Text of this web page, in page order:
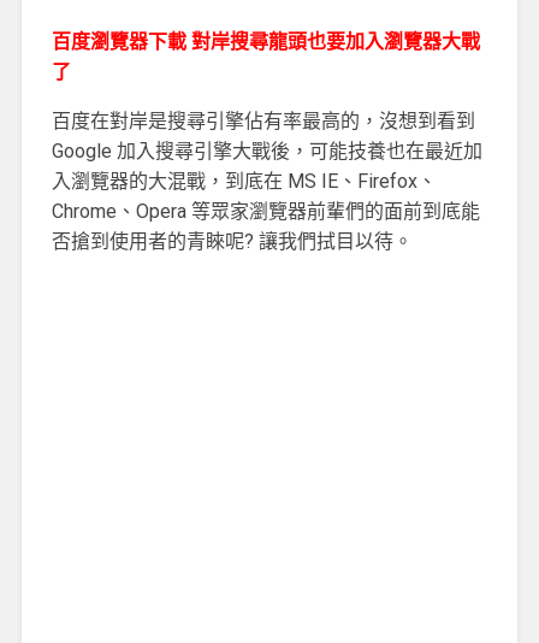
百度瀏覽器下載 對岸搜尋龍頭也要加入瀏覽器大戰
了
百度在對岸是搜尋引擎佔有率最高的，沒想到看到
Google 加入搜尋引擎大戰後，可能技養也在最近加
入瀏覽器的大混戰，到底在 MS IE、Firefox、
Chrome、Opera 等眾家瀏覽器前輩們的面前到底能
否搶到使用者的青睞呢? 讓我們拭目以待。